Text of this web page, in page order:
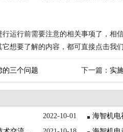
运行前需要注意的相关事项了，相
想要了解的内容，都可直接点击我
的三个问题 下一篇： 实
2022-10-01